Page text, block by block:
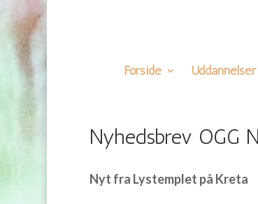
Forside Uddannelser
Nyhedsbrev OGG
Nyt fra Lystemplet på Kreta